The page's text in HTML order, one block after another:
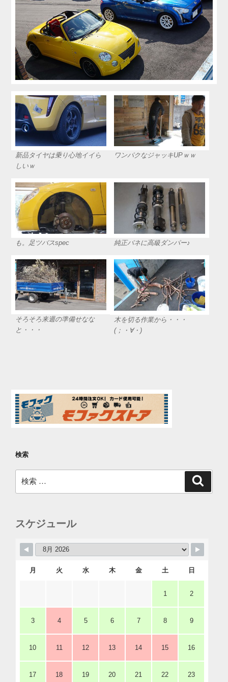
新品タイヤは乗り心地イイら
しいｗ
ワンパクなジャッキUPｗｗ
も。足ツバスspec 純正バネに高級ダンパー♪
そろそろ来週の準備せなな
と・・・
木を切る作業から・・・
(；・∀・)
検索
索:
スケジュール
月 火 水 木 金 土 日
1 2
3 4 5 6 7 8 9
10 11 12 13 14 15 16
17 18 19 20 21 22 23